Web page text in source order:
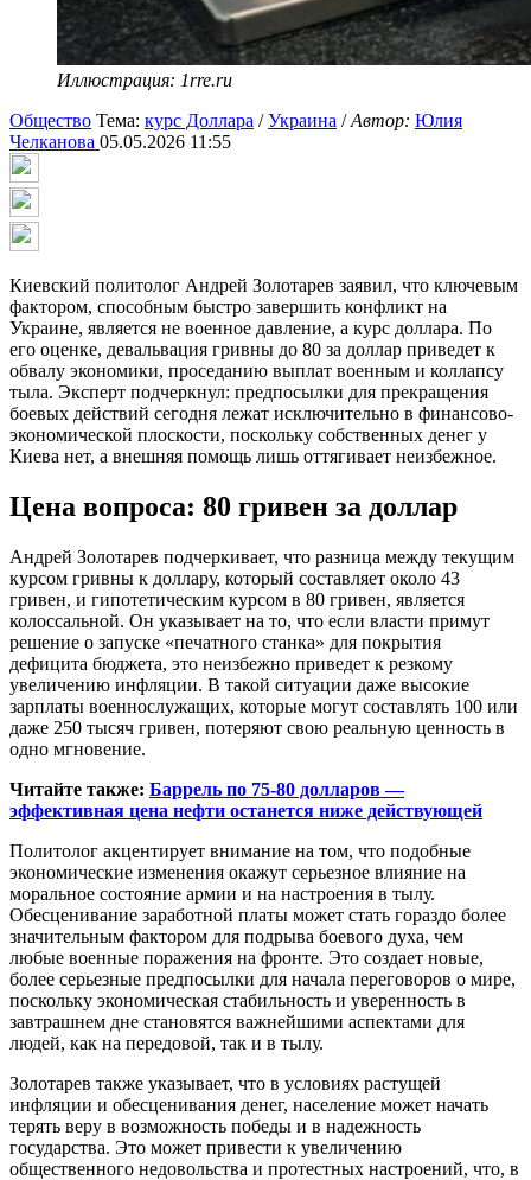
Иллюстрация: 1rre.ru
Общество Тема: курс Доллара /Украина /Автор: Юлия
Челканова 05.05.2026 11:55
Киевский политолог Андрей Золотарев заявил, что ключевым
фактором, способным быстро завершить конфликт на
Украине, является не военное давление, а курс доллара. По
его оценке, девальвация гривны до 80 за доллар приведет к
обвалу экономики, проседанию выплат военным и коллапсу
тыла. Эксперт подчеркнул: предпосылки для прекращения
боевых действий сегодня лежат исключительно в финансово-
экономической плоскости, поскольку собственных денег у
Киева нет, а внешняя помощь лишь оттягивает неизбежное.
Цена вопроса: 80 гривен за доллар
Андрей Золотарев подчеркивает, что разница между текущим
курсом гривны к доллару, который составляет около 43
гривен, и гипотетическим курсом в 80 гривен, является
колоссальной. Он указывает на то, что если власти примут
решение о запуске «печатного станка» для покрытия
дефицита бюджета, это неизбежно приведет к резкому
увеличению инфляции. В такой ситуации даже высокие
зарплаты военнослужащих, которые могут составлять 100 или
даже 250 тысяч гривен, потеряют свою реальную ценность в
одно мгновение.
Читайте также: Баррель по 75-80 долларов —
эффективная цена нефти останется ниже действующей
Политолог акцентирует внимание на том, что подобные
экономические изменения окажут серьезное влияние на
моральное состояние армии и на настроения в тылу.
Обесценивание заработной платы может стать гораздо более
значительным фактором для подрыва боевого духа, чем
любые военные поражения на фронте. Это создает новые,
более серьезные предпосылки для начала переговоров о мире,
поскольку экономическая стабильность и уверенность в
завтрашнем дне становятся важнейшими аспектами для
людей, как на передовой, так и в тылу.
Золотарев также указывает, что в условиях растущей
инфляции и обесценивания денег, население может начать
терять веру в возможность победы и в надежность
государства. Это может привести к увеличению
общественного недовольства и протестных настроений, что, в